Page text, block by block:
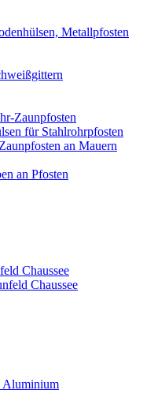
Metallpfosten
Zaunpfosten
für Stahlrohrpfosten
an Mauern
an Pfosten
Chaussee
Chaussee
Aluminium